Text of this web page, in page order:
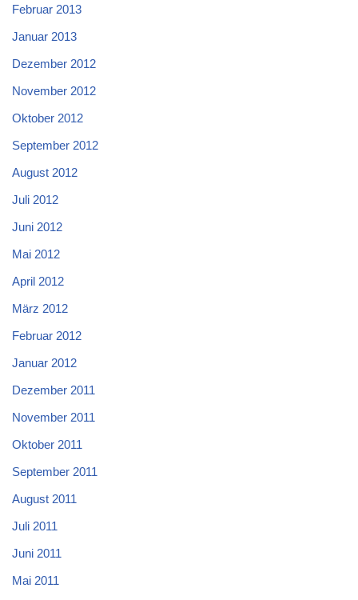
Februar 2013
Januar 2013
Dezember 2012
November 2012
Oktober 2012
September 2012
August 2012
Juli 2012
Juni 2012
Mai 2012
April 2012
März 2012
Februar 2012
Januar 2012
Dezember 2011
November 2011
Oktober 2011
September 2011
August 2011
Juli 2011
Juni 2011
Mai 2011